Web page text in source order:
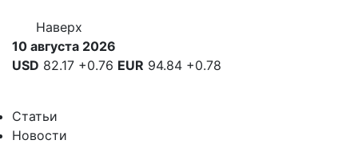
Наверх
10 августа 2026
USD 82.17 +0.76 EUR 94.84 +0.78
Статьи
Новости